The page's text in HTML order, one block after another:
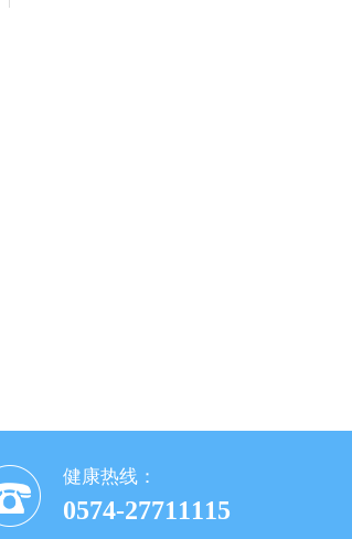
健康热线：
0574-27711115